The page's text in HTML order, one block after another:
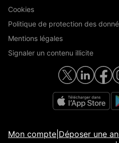
Cookies
Politique de protection des
Mentions légales
Signaler un contenu illicite
Mon compte Déposer une